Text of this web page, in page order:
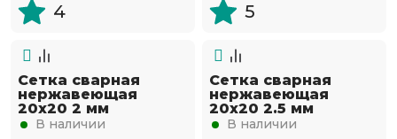
4 5
Сетка сварная
нержавеющая
20х20 2 мм
В наличии
Сетка сварная
нержавеющая
20х20 2.5 мм
В наличии